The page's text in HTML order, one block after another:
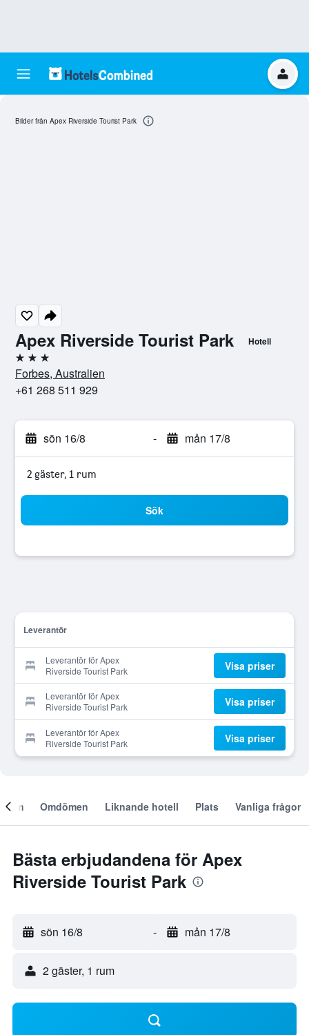
Apex Riverside Tourist Park Hotell
3 stjärnor
Forbes, Australien
+61 268 511 929
sön 16/8 - mån 17/8
2 gäster, 1 rum
Sök
Leverantör
Leverantör för Apex
Riverside Tourist Park
Visa priser
Leverantör för Apex
Riverside Tourist Park
Visa priser
Leverantör för Apex
Riverside Tourist Park
Visa priser
Bilder från Apex Riverside Tourist Park
Om Omdömen Liknande hotell Plats Vanliga frågor
Bästa erbjudandena för Apex
Riverside Tourist Park
sön 16/8 - mån 17/8
2 gäster, 1 rum